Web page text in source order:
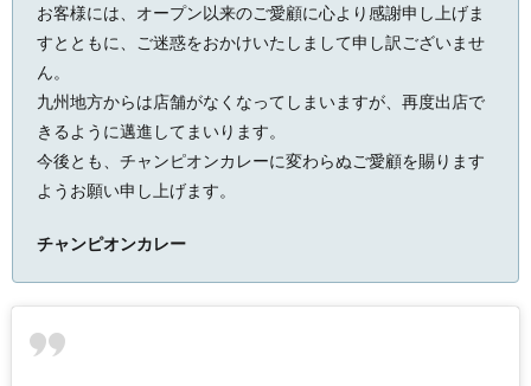
お客様には、オープン以来のご愛顧に心より感謝申し上げま
すとともに、ご迷惑をおかけいたしまして申し訳ございませ
ん。
九州地方からは店舗がなくなってしまいますが、再度出店で
きるように邁進してまいります。
今後とも、チャンピオンカレーに変わらぬご愛顧を賜ります
ようお願い申し上げます。
チャンピオンカレー